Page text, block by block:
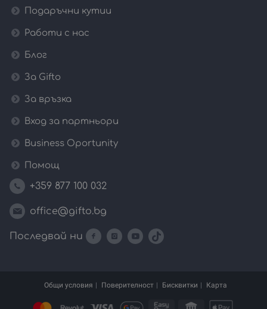
Подаръчни кутии
Работи с нас
Блог
За Gifto
За връзка
Вход за партньори
Business Oportunity
Помощ
+359 877 100 032
office@gifto.bg
Последвай ни
Общи условия Поверителност Бисквитки Карта